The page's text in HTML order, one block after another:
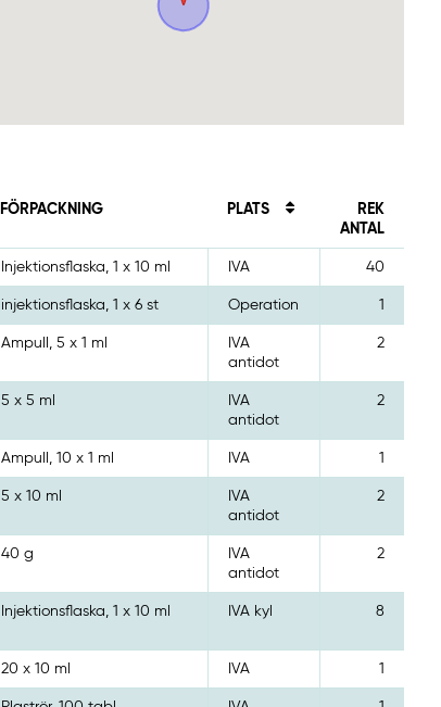
FÖRPACKNING PLATS
REK
ANTAL
Injektionsflaska, 1 x 10 ml IVA 40
injektionsflaska, 1 x 6 st Operation 1
Ampull, 5 x 1 ml
IVA
antidot
2
5 x 5 ml
IVA
antidot
2
Ampull, 10 x 1 ml IVA 1
5 x 10 ml
IVA
antidot
2
40 g
IVA
antidot
2
Injektionsflaska, 1 x 10 ml IVA kyl 8
20 x 10 ml IVA 1